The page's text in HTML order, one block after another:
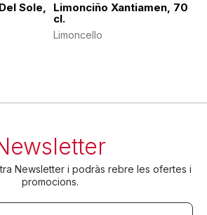
Sole,
Limonciño Xantiamen, 70
cl.
Limoncello
Newsletter i podràs rebre les ofertes i
promocions.